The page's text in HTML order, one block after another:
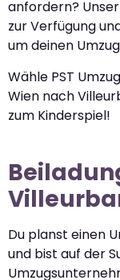
anfordern?
zur Verfügung
um deinen
Wähle PST
Wien nach
zum Kinderspiel!
Du planst einen
und bist auf der